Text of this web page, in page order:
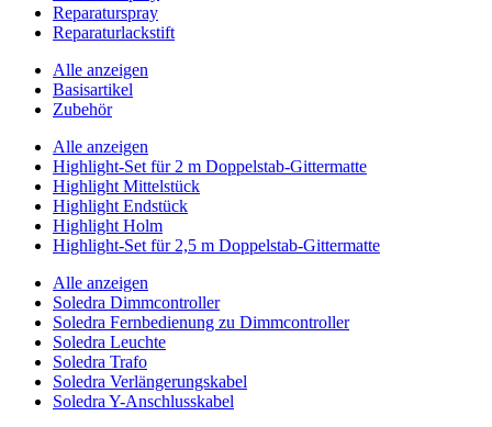
Reparaturspray
Reparaturlackstift
Alle anzeigen
Basisartikel
Zubehör
Alle anzeigen
Highlight-Set für 2 m Doppelstab-Gittermatte
Highlight Mittelstück
Highlight Endstück
Highlight Holm
Highlight-Set für 2,5 m Doppelstab-Gittermatte
Alle anzeigen
Soledra Dimmcontroller
Soledra Fernbedienung zu Dimmcontroller
Soledra Leuchte
Soledra Trafo
Soledra Verlängerungskabel
Soledra Y-Anschlusskabel